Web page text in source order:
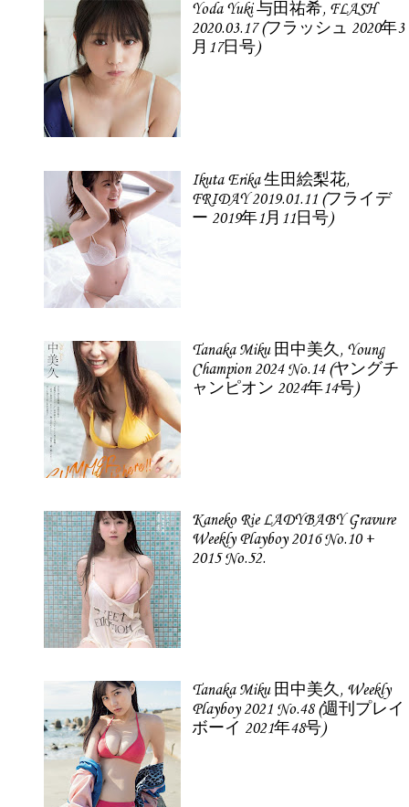
Yoda Yuki 与田祐希, FLASH
2020.03.17 (フラッシュ 2020年3
月17日号)
Ikuta Erika 生田絵梨花,
FRIDAY 2019.01.11 (フライデ
ー 2019年1月11日号)
Tanaka Miku 田中美久, Young
Champion 2024 No.14 (ヤングチ
ャンピオン 2024年14号)
Kaneko Rie LADYBABY Gravure
Weekly Playboy 2016 No.10 +
2015 No.52.
Tanaka Miku 田中美久, Weekly
Playboy 2021 No.48 (週刊プレイ
ボーイ 2021年48号)